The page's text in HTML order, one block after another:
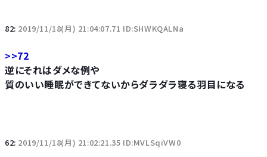
82: 2019/11/18(月) 21:04:07.71 ID:SHWKQALNa
>>72
逆にそれはダメな例や
質のいい睡眠ができてないからダラダラ寝る羽目になる
62: 2019/11/18(月) 21:02:21.35 ID:MVLSqiVW0